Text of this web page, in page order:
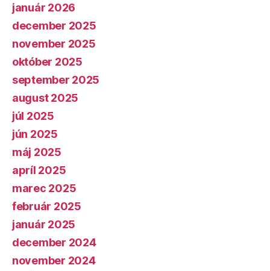
január 2026
december 2025
november 2025
október 2025
september 2025
august 2025
júl 2025
jún 2025
máj 2025
apríl 2025
marec 2025
február 2025
január 2025
december 2024
november 2024